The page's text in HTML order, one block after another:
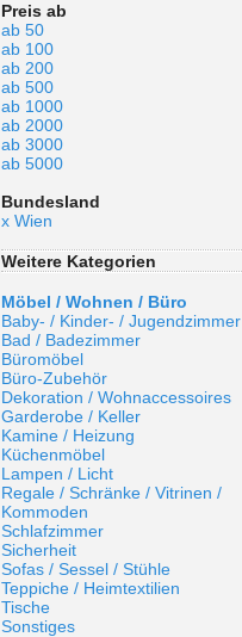
Preis ab
ab 50
ab 100
ab 200
ab 500
ab 1000
ab 2000
ab 3000
ab 5000
Bundesland
x Wien
Weitere Kategorien
Möbel / Wohnen / Büro
Baby- / Kinder- / Jugendzimmer
Bad / Badezimmer
Büromöbel
Büro-Zubehör
Dekoration / Wohnaccessoires
Garderobe / Keller
Kamine / Heizung
Küchenmöbel
Lampen / Licht
Regale / Schränke / Vitrinen /
Kommoden
Schlafzimmer
Sicherheit
Sofas / Sessel / Stühle
Teppiche / Heimtextilien
Tische
Sonstiges